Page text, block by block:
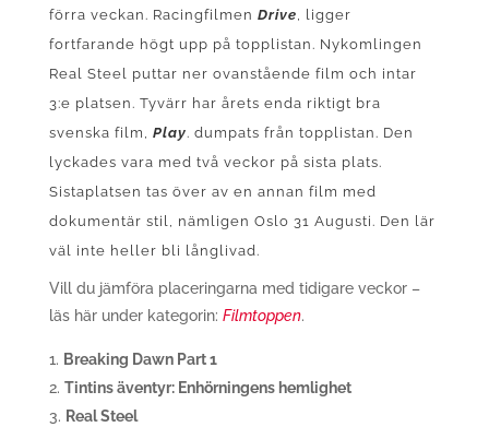
förra veckan. Racingfilmen Drive, ligger
fortfarande högt upp på topplistan. Nykomlingen
Real Steel puttar ner ovanstående film och intar
3:e platsen. Tyvärr har årets enda riktigt bra
svenska film, Play. dumpats från topplistan. Den
lyckades vara med två veckor på sista plats.
Sistaplatsen tas över av en annan film med
dokumentär stil, nämligen Oslo 31 Augusti. Den lär
väl inte heller bli långlivad.
Vill du jämföra placeringarna med tidigare veckor –
läs här under kategorin: Filmtoppen.
Breaking Dawn Part 1
Tintins äventyr: Enhörningens hemlighet
Real Steel